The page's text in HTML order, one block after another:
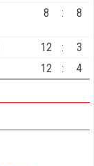
8 : 8
12 :
3
12 : 4